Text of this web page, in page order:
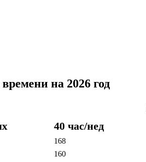
на 2026 год
40 час/нед
168
160